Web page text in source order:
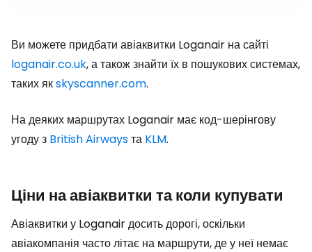
Ви можете придбати авіаквитки Loganair на сайті
loganair.co.uk, а також знайти їх в пошукових системах,
таких якskyscanner.com.
На деяких маршрутах Loganair має код-шерінгову
угоду з British Airwaysта KLM.
Ціни на авіаквитки та коли купувати
Авіаквитки у Loganair досить дорогі, оскільки
авіакомпанія часто літає на маршрути, де у неї немає